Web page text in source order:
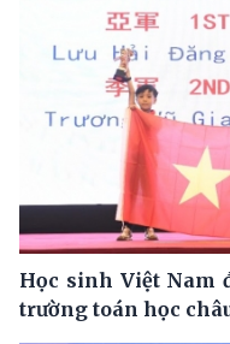
Học sinh Việt Nam
trường toán học